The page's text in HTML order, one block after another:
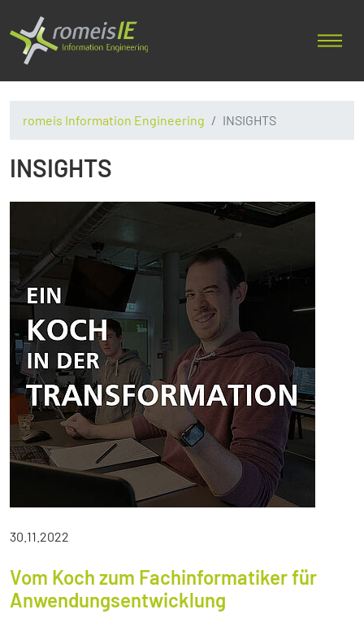
romeis Information Engineering INSIGHTS
INSIGHTS
30.11.2022
Vom Koch zum Fachinformatiker für
Anwendungsentwicklung